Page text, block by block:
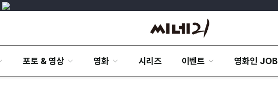
포토 & 영상 영화 시리즈 이벤트 영화인 JOB